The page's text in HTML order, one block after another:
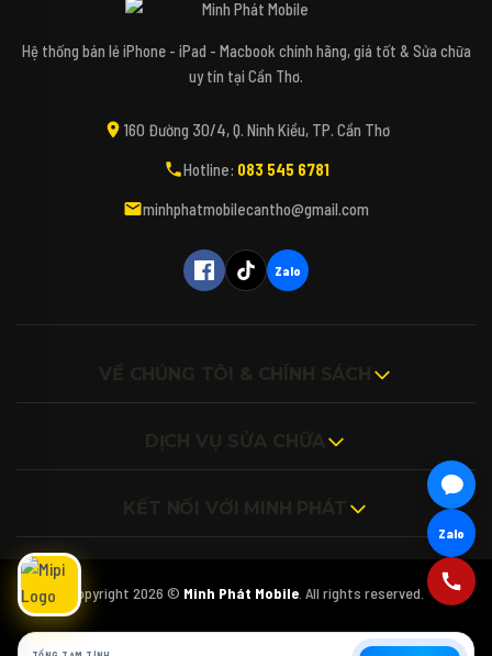
✕
Xin chào bạn! Mình là Mipi - Trợ lý công nghệ
AI của Minh Phát Mobile đây. 📱✨
Bạn đang tìm kiếm các dòng điện thoại,
máy tính, iPad hay các phụ kiện bao da, kính
(Bấm biểu tượng Micro để nói trực tiếp với
Zalo
Hệ thống bán lẻ iPhone - iPad - Macbook chính hãng, giá tốt & Sửa chữa
uy tín tại Cần Thơ.
160 Đường 30/4, Q. Ninh Kiều, TP. Cần Thơ
Hotline: 083 545 6781
minhphatmobilecantho@gmail.com
Zalo
Copyright 2026 © Minh Phát Mobile . All rights reserved.